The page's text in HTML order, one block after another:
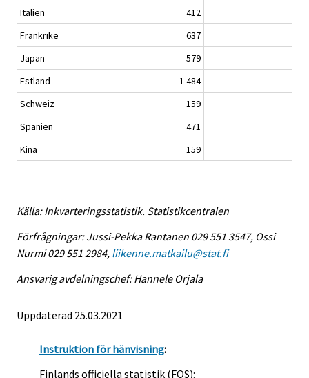
Italien
412
Frankrike
637
Japan
579
Estland
1 484
Schweiz
159
Spanien
471
Kina
159
Källa: Inkvarteringsstatistik. Statistikcentralen
Förfrågningar: Jussi-Pekka Rantanen 029 551 3547, Ossi
Nurmi 029 551 2984, liikenne.matkailu@stat.fi
Ansvarig avdelningschef: Hannele Orjala
Uppdaterad 25.03.2021
Instruktion för hänvisning:
Finlands officiella statistik (FOS):